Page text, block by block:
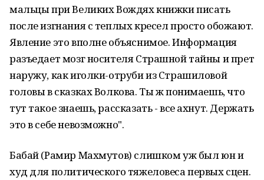
мальцы при Великих Вождях книжки писать
после изгнания с теплых кресел просто обожают.
Явление это вполне объяснимое. Информация
разъедает мозг носителя Страшной тайны и прет
наружу, как иголки-отруби из Страшиловой
головы в сказках Волкова. Ты ж понимаешь, что
тут такое знаешь, рассказать - все ахнут. Держать
это в себе невозможно".
Бабай (Рамир Махмутов) слишком уж был юн и
худ для политического тяжеловеса первых сцен.